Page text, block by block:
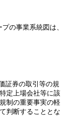
の事業系統図は、
証券の取引等の規
定上場会社等に該
制の重要事実の軽
判断することとな